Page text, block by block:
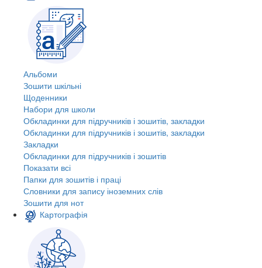
Альбоми
Зошити шкільні
Щоденники
Набори для школи
Обкладинки для підручників і зошитів, закладки
Обкладинки для підручників і зошитів, закладки
Закладки
Обкладинки для підручників і зошитів
Показати всі
Папки для зошитів і праці
Словники для запису іноземних слів
Зошити для нот
Картографія